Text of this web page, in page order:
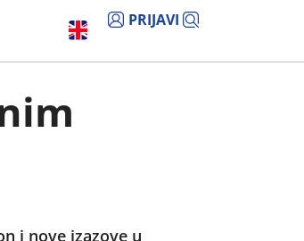
PRIJAVI
i nove izazove u